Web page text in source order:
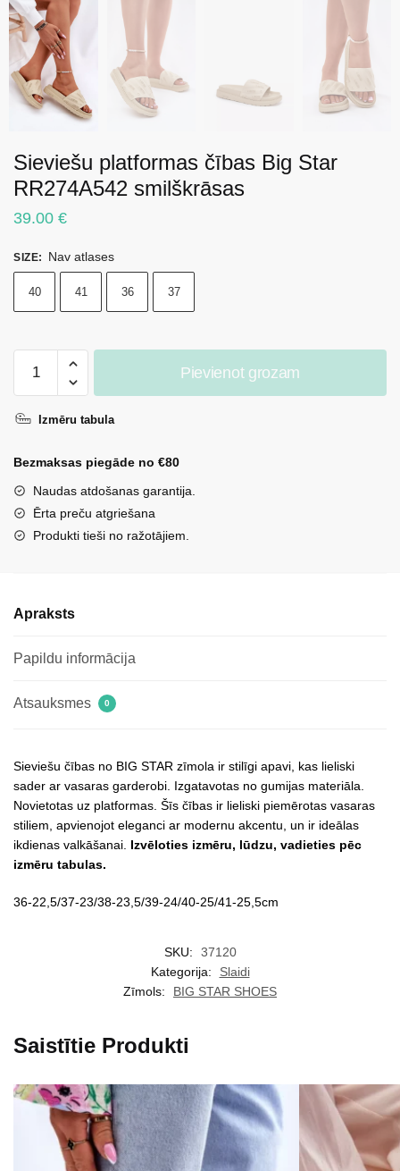
Sieviešu platformas čības Big Star
RR274A542 smilškrāsas
39.00 €
SIZE: Nav atlases
40 41 36 37
platformas
Big
RR274A542
smilškrāsas
daudzums
Pievienot grozam
Izmēru tabula
Bezmaksas piegāde no €80
Naudas atdošanas garantija.
Ērta preču atgriešana
Produkti tieši no ražotājiem.
Apraksts
Papildu informācija
Atsauksmes 0
Sieviešu čības no BIG STAR zīmola ir stilīgi apavi, kas lieliski
sader ar vasaras garderobi. Izgatavotas no gumijas materiāla.
Novietotas uz platformas. Šīs čības ir lieliski piemērotas vasaras
stiliem, apvienojot eleganci ar modernu akcentu, un ir ideālas
ikdienas valkāšanai. Izvēloties izmēru, lūdzu, vadieties pēc
izmēru tabulas.
36-22,5/37-23/38-23,5/39-24/40-25/41-25,5cm
SKU:
37120
Kategorija:
Slaidi
Zīmols:
BIG STAR SHOES
Saistītie Produkti